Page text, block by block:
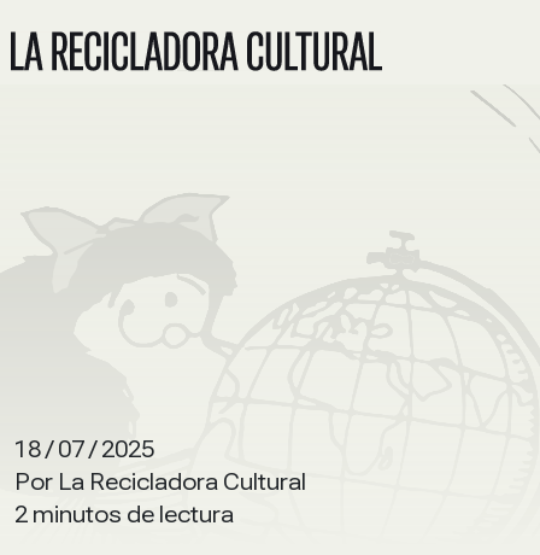
18 / 07 / 2025
Por La Recicladora Cultural
2 minutos de lectura